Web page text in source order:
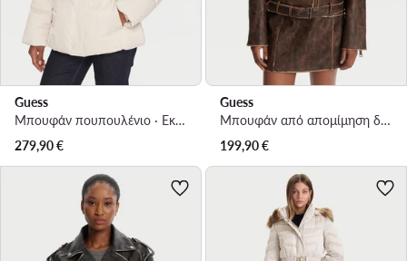
Guess
Μπουφάν πουπουλένιο · Εκρού
279,90€
Guess
Μπουφάν από απομίμηση δέρματος · Καφέ
199,90€